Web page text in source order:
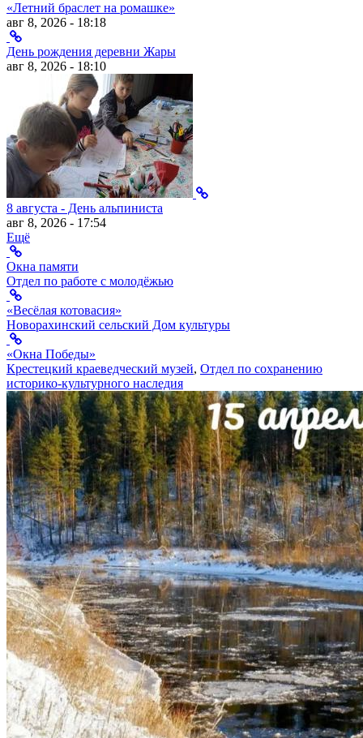
«Летний браслет на ромашке»
авг 8, 2026 - 18:18
День рождения деревни Жары
авг 8, 2026 - 18:10
8 августа - День альпиниста
авг 8, 2026 - 17:54
Ещё
Окна памяти
Отдел по работе с молодёжью
«Весёлая котовасия»
Новорахинский сельский Дом культуры
«Окна Победы»
Крестецкий краеведческий музей, Отдел по сохранению
историко-культурного наследия